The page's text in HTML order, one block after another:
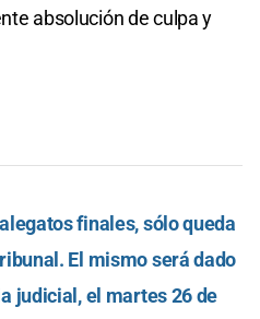
absolución de culpa y
finales, sólo queda
El mismo será dado
judicial, el martes 26 de